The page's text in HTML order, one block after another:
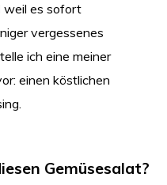
weil es sofort
vergessenes
ich eine meiner
einen köstlichen
Gemüsesalat?